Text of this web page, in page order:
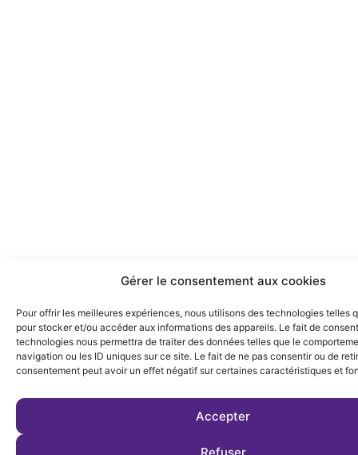
Gérer le consentement aux cookies
Pour offrir les meilleures expériences, nous utilisons des technologies telles
pour stocker et/ou accéder aux informations des appareils. Le fait de
technologies nous permettra de traiter des données telles que le
navigation ou les ID uniques sur ce site. Le fait de ne pas consentir ou de
consentement peut avoir un effet négatif sur certaines caractéristiques et
Accepter
Refuser